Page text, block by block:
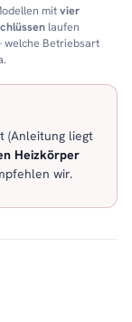
mitvier
laufen
welche Betriebsart
(Anleitung liegt
Heizkörper
wir.